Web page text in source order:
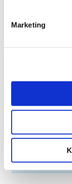
Marketing
oktober (6)
maj (5)
marts (1)